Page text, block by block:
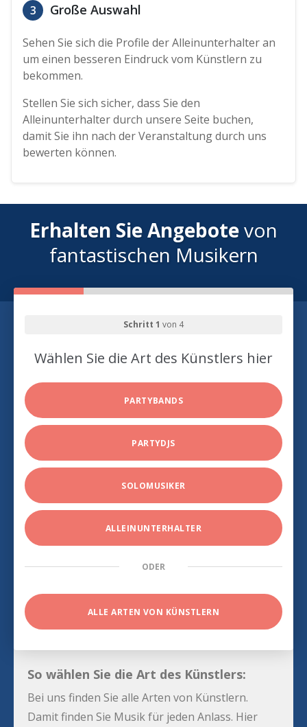
3 Große Auswahl
Sehen Sie sich die Profile der Alleinunterhalter an
um einen besseren Eindruck vom Künstlern zu
bekommen.
Stellen Sie sich sicher, dass Sie den
Alleinunterhalter durch unsere Seite buchen,
damit Sie ihn nach der Veranstaltung durch uns
bewerten können.
Erhalten Sie Angebotevon
fantastischen Musikern
Schritt 1 von 4
Wählen Sie die Art des Künstlers hier
PARTYBANDS
PARTYDJS
SOLOMUSIKER
ALLEINUNTERHALTER
ODER
ALLE ARTEN VON KÜNSTLERN
So wählen Sie die Art des Künstlers:
Bei uns finden Sie alle Arten von Künstlern.
Damit finden Sie Musik für jeden Anlass. Hier